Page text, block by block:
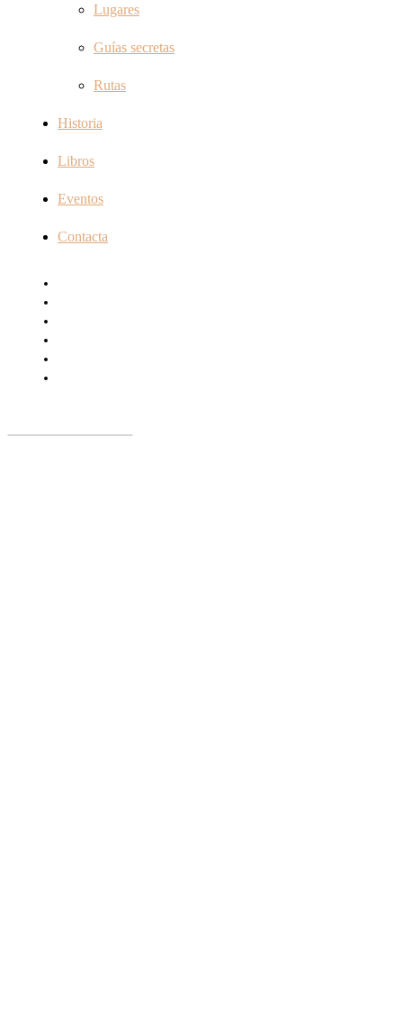
Lugares
Guías secretas
Rutas
Historia
Libros
Eventos
Contacta